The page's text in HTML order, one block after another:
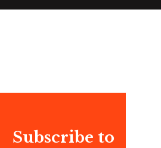
Subscribe to